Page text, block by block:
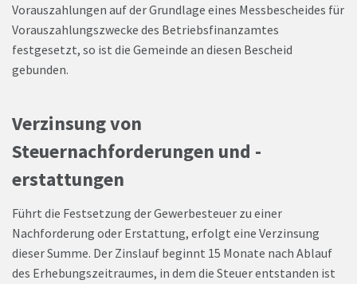
Vorauszahlungen auf der Grundlage eines Messbescheides für
Vorauszahlungszwecke des Betriebsfinanzamtes
festgesetzt, so ist die Gemeinde an diesen Bescheid
gebunden.
Verzinsung von
Steuernachforderungen und -
erstattungen
Führt die Festsetzung der Gewerbesteuer zu einer
Nachforderung oder Erstattung, erfolgt eine Verzinsung
dieser Summe. Der Zinslauf beginnt 15 Monate nach Ablauf
des Erhebungszeitraumes, in dem die Steuer entstanden ist